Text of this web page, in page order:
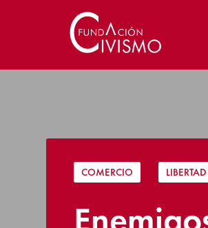
COMERCIO LIBERTAD